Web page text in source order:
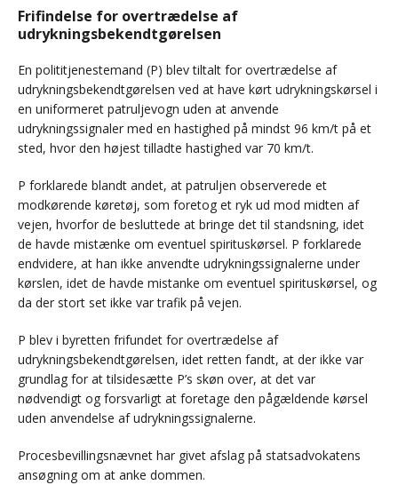
Frifindelse for overtrædelse af
udrykningsbekendtgørelsen
En polititjenestemand (P) blev tiltalt for overtrædelse af
udrykningsbekendtgørelsen ved at have kørt udrykningskørsel i
en uniformeret patruljevogn uden at anvende
udrykningssignaler med en hastighed på mindst 96 km/t på et
sted, hvor den højest tilladte hastighed var 70 km/t.
P forklarede blandt andet, at patruljen observerede et
modkørende køretøj, som foretog et ryk ud mod midten af
vejen, hvorfor de besluttede at bringe det til standsning, idet
de havde mistænke om eventuel spirituskørsel. P forklarede
endvidere, at han ikke anvendte udrykningssignalerne under
kørslen, idet de havde mistanke om eventuel spirituskørsel, og
da der stort set ikke var trafik på vejen.
P blev i byretten frifundet for overtrædelse af
udrykningsbekendtgørelsen, idet retten fandt, at der ikke var
grundlag for at tilsidesætte P’s skøn over, at det var
nødvendigt og forsvarligt at foretage den pågældende kørsel
uden anvendelse af udrykningssignalerne.
Procesbevillingsnævnet har givet afslag på statsadvokatens
ansøgning om at anke dommen.